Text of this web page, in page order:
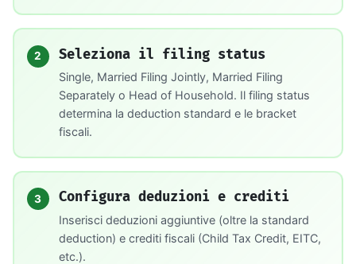
2 Seleziona il filing status
Single, Married Filing Jointly, Married Filing
Separately o Head of Household. Il filing status
determina la deduction standard e le bracket
fiscali.
3 Configura deduzioni e crediti
Inserisci deduzioni aggiuntive (oltre la standard
deduction) e crediti fiscali (Child Tax Credit, EITC,
etc.).